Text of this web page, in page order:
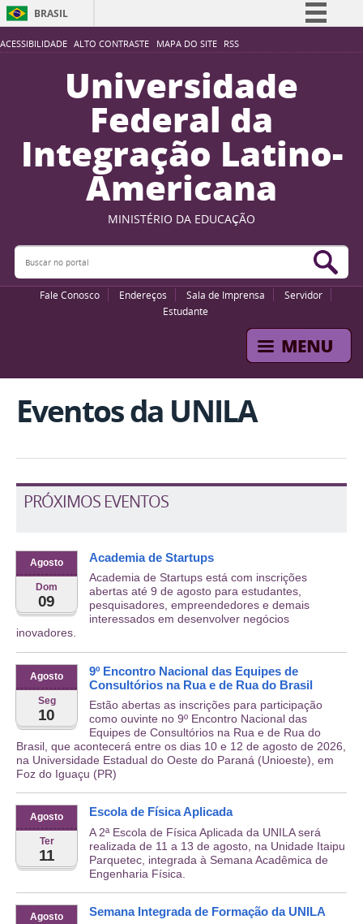
ACESSIBILIDADE ALTO CONTRASTE MAPA DO SITE RSS
BRASIL
Simplifique!
Participe
Acesso à informação
Legislação
Canais
Universidade
Federal da
Integração Latino-
Americana
MINISTÉRIO DA EDUCAÇÃO
Buscar no portal
Fale Conosco Endereços Sala de Imprensa
Servidor
Estudante
Eventos da UNILA
PRÓXIMOS EVENTOS
Dom
Agosto
09
Academia de Startups
Academia de Startups está com inscrições
abertas até 9 de agosto para estudantes,
pesquisadores, empreendedores e demais
interessados em desenvolver negócios
inovadores.
Seg
Agosto
10
9º Encontro Nacional das Equipes de
Consultórios na Rua e de Rua do Brasil
Estão abertas as inscrições para participação
como ouvinte no 9º Encontro Nacional das
Equipes de Consultórios na Rua e de Rua do
Brasil, que acontecerá entre os dias 10 e 12 de agosto de 2026,
na Universidade Estadual do Oeste do Paraná (Unioeste), em
Foz do Iguaçu (PR)
Ter
Agosto
11
Escola de Física Aplicada
A 2ª Escola de Física Aplicada da UNILA será
realizada de 11 a 13 de agosto, na Unidade Itaipu
Parquetec, integrada à Semana Acadêmica de
Engenharia Física.
Agosto
Semana Integrada de Formação da UNILA